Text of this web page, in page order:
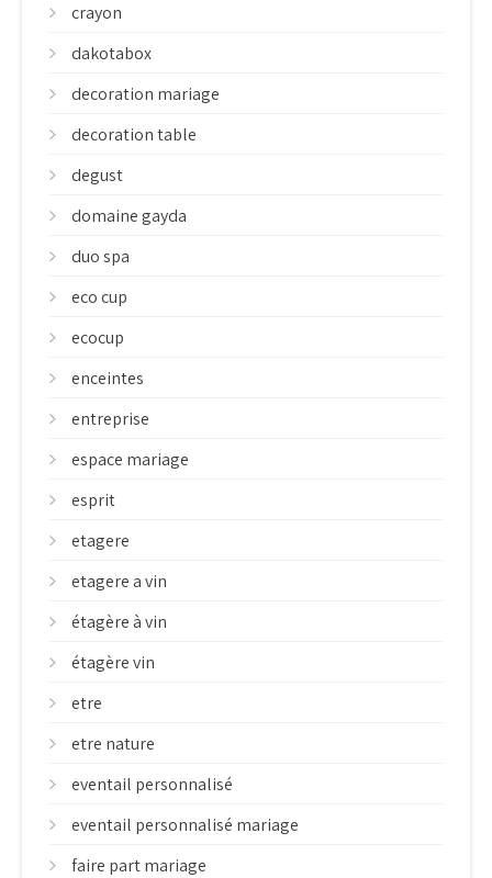
crayon
dakotabox
decoration mariage
decoration table
degust
domaine gayda
duo spa
eco cup
ecocup
enceintes
entreprise
espace mariage
esprit
etagere
etagere a vin
étagère à vin
étagère vin
etre
etre nature
eventail personnalisé
eventail personnalisé mariage
faire part mariage